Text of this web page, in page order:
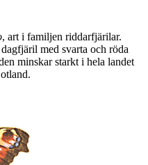
, art i familjen riddarfjärilar.
med svarta och röda
minskar starkt i hela landet